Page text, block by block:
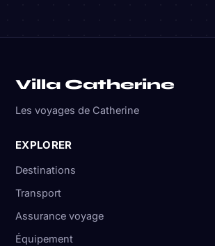
Villa Catherine
Les voyages de Catherine
EXPLORER
Destinations
Transport
Assurance voyage
Équipement